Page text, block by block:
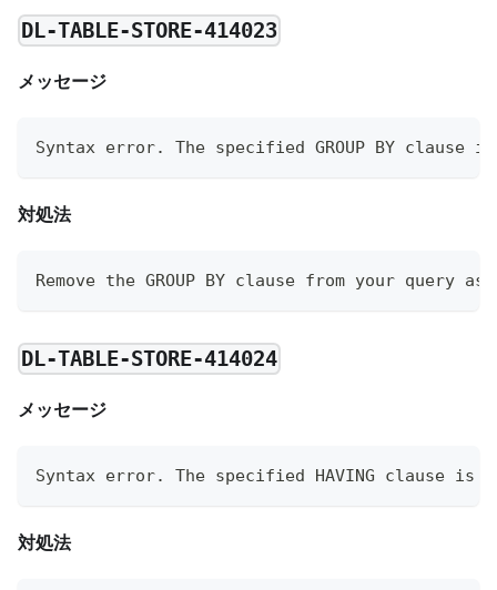
DL-TABLE-STORE-414023
メッセージ
Syntax error. The specified GROUP BY clause
対処法
Remove the GROUP BY clause from your query
DL-TABLE-STORE-414024
メッセージ
Syntax error. The specified HAVING clause is
対処法